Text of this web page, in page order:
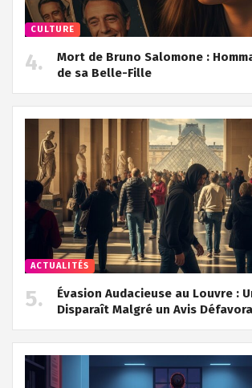
CULTURE
Mort de Bruno Salomone :
de sa Belle-Fille
ACTUALITÉS
Évasion Audacieuse au Louvre :
Disparaît Malgré un Avis